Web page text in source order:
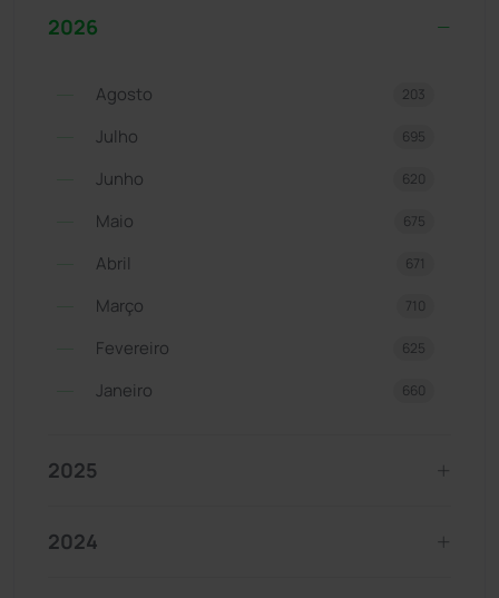
2026
Agosto 203
Julho 695
Junho 620
Maio 675
Abril 671
Março 710
Fevereiro 625
Janeiro 660
2025
2024